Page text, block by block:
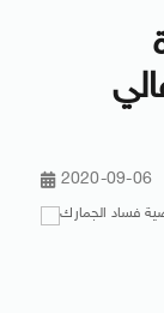
2020-09-06